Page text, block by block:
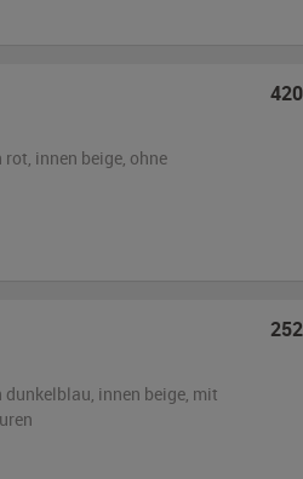
rot, innen beige, ohne
420
dunkelblau, innen beige, mit
252